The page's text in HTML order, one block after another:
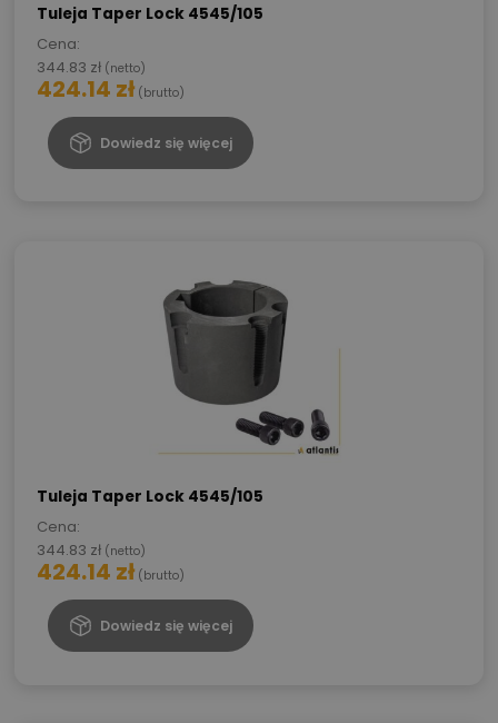
Tuleja Taper Lock 4545/105
Cena:
344.83 zł (netto)
424.14 zł (brutto)
Dowiedz się więcej
Tuleja Taper Lock 4545/105
Cena:
344.83 zł (netto)
424.14 zł (brutto)
Dowiedz się więcej